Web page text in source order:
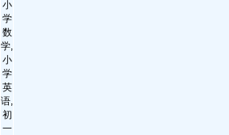
小
学
数
学,
小
学
英
语,
初
一